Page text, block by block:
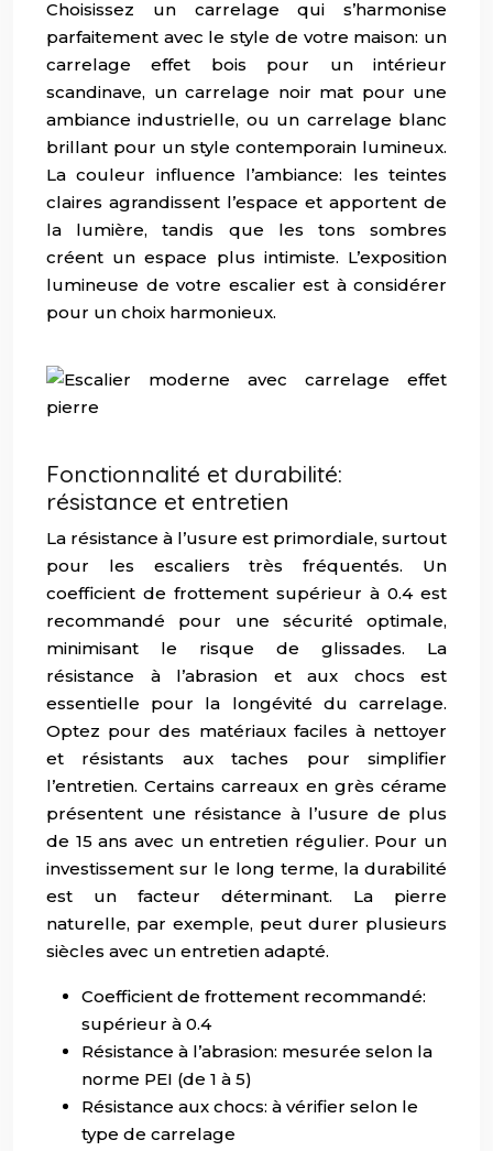
Choisissez un carrelage qui s’harmonise
parfaitement avec le style de votre maison: un
carrelage effet bois pour un intérieur
scandinave, un carrelage noir mat pour une
ambiance industrielle, ou un carrelage blanc
brillant pour un style contemporain lumineux.
La couleur influence l’ambiance: les teintes
claires agrandissent l’espace et apportent de
la lumière, tandis que les tons sombres
créent un espace plus intimiste. L’exposition
lumineuse de votre escalier est à considérer
pour un choix harmonieux.
Fonctionnalité et durabilité:
résistance et entretien
La résistance à l’usure est primordiale, surtout
pour les escaliers très fréquentés. Un
coefficient de frottement supérieur à 0.4 est
recommandé pour une sécurité optimale,
minimisant le risque de glissades. La
résistance à l’abrasion et aux chocs est
essentielle pour la longévité du carrelage.
Optez pour des matériaux faciles à nettoyer
et résistants aux taches pour simplifier
l’entretien. Certains carreaux en grès cérame
présentent une résistance à l’usure de plus
de 15 ans avec un entretien régulier. Pour un
investissement sur le long terme, la durabilité
est un facteur déterminant. La pierre
naturelle, par exemple, peut durer plusieurs
siècles avec un entretien adapté.
Coefficient de frottement recommandé:
supérieur à 0.4
Résistance à l’abrasion: mesurée selon la
norme PEI (de 1 à 5)
Résistance aux chocs: à vérifier selon le
type de carrelage